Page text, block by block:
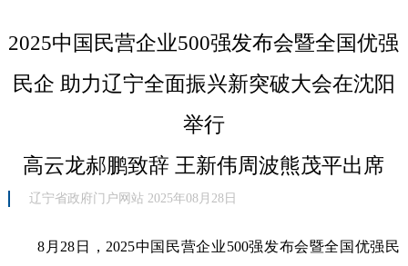
2025中国民营企业500强发布会暨全国优强
民企 助力辽宁全面振兴新突破大会在沈阳
举行
高云龙郝鹏致辞 王新伟周波熊茂平出席
辽宁省政府门户网站 2025年08月28日
8月28日，2025中国民营企业500强发布会暨全国优强民